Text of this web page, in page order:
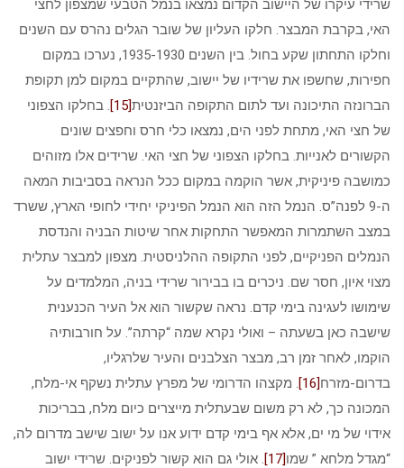
שרידי עיקרו של היישוב הקדום נמצאו בנמל הטבעי שמצפון לחצי
האי, בקרבת המבצר. חלקו העליון של שובר הגלים נהרס עם השנים
וחלקו התחתון שקע בחול. בין השנים 1935-1930, נערכו במקום
חפירות, שחשפו את שרידיו של יישוב, שהתקיים במקום למן תקופת
הברונזה התיכונה ועד לתום התקופה הביזנטית[15]
. בחלקו הצפוני
של חצי האי, מתחת לפני הים, נמצאו כלי חרס וחפצים שונים
הקשורים לאנייות. בחלקו הצפוני של חצי האי. שרידים אלו מזוהים
כמושבה פיניקית, אשר הוקמה במקום ככל הנראה בסביבות המאה
ה-9 לפנה”ס. הנמל הזה הוא הנמל הפיניקי יחידי לחופי הארץ, ששרד
במצב השתמרות המאפשר התחקות אחר שיטות הבניה והנדסת
הנמלים הפניקיים, לפני התקופה ההלניסטית. מצפון למבצר עתלית
מצוי איון, חסר שם. ניכרים בו בבירור שרידי בניה, המלמדים על
שימושו לעגינה בימי קדם. נראה שקשור הוא אל העיר הכנענית
שישבה כאן בשעתה – ואולי נקרא שמה “קרתה”. על חורבותיה
הוקמו, לאחר זמן רב, מבצר הצלבנים והעיר שלרגליו,
בדרום-מזרח[16]
. מקצהו הדרומי של מפרץ עתלית נשקף אי-מלח,
המכונה כך, לא רק משום שבעתלית מייצרים כיום מלח, בבריכות
אידוי של מי ים, אלא אף בימי קדם ידוע אנו על ישוב שישב מדרום לה,
“מגדל מלחא ” שמו[17]
. אולי גם הוא קשור לפניקים. שרידי ישוב